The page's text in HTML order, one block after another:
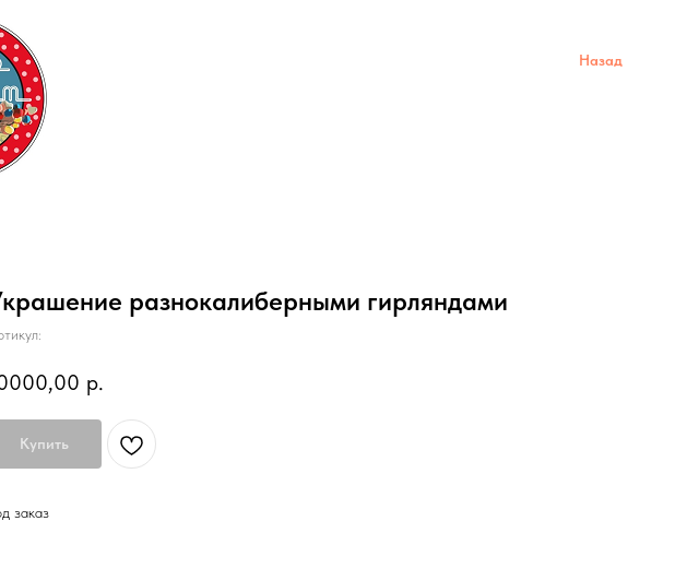
Назад
разнокалиберными гирляндами
р.
Купить
заказ